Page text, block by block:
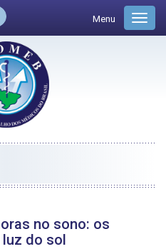
Menu
no sono: os
do sol